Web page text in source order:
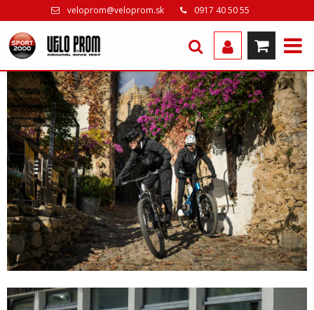
veloprom@veloprom.sk 0917 40 50 55